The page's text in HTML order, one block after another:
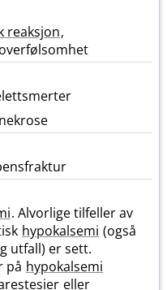
reaksjon,
. Alvorlige tilfeller av
hypokalsemi (også
utfall) er sett.
på hypokalsemi
eller